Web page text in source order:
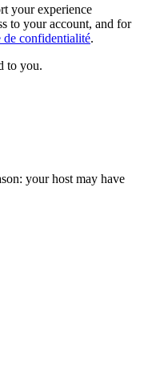
your experience
to your account, and for
de confidentialité.
to you.
your host may have